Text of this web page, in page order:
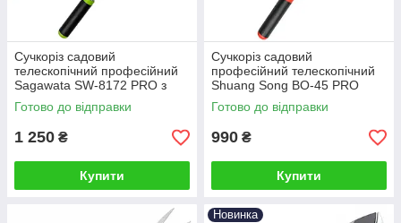
Сучкоріз садовий
телескопічний професійний
Sagawata SW-8172 PRO з
редуктором
Готово до відправки
1 250 ₴
Купити
Сучкоріз садовий
професійний телескопічний
Shuang Song BO-45 PRO
Готово до відправки
990 ₴
Купити
Новинка